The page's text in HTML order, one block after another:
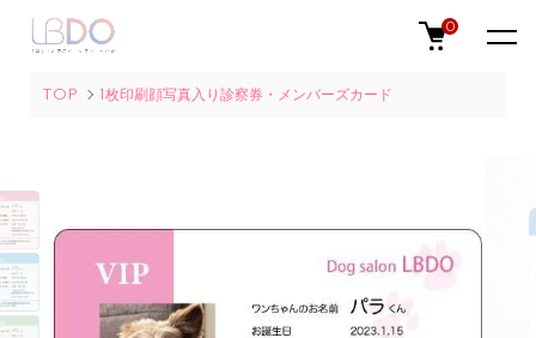
0
TOP 1枚印刷顔写真入り診察券・メンバーズカード